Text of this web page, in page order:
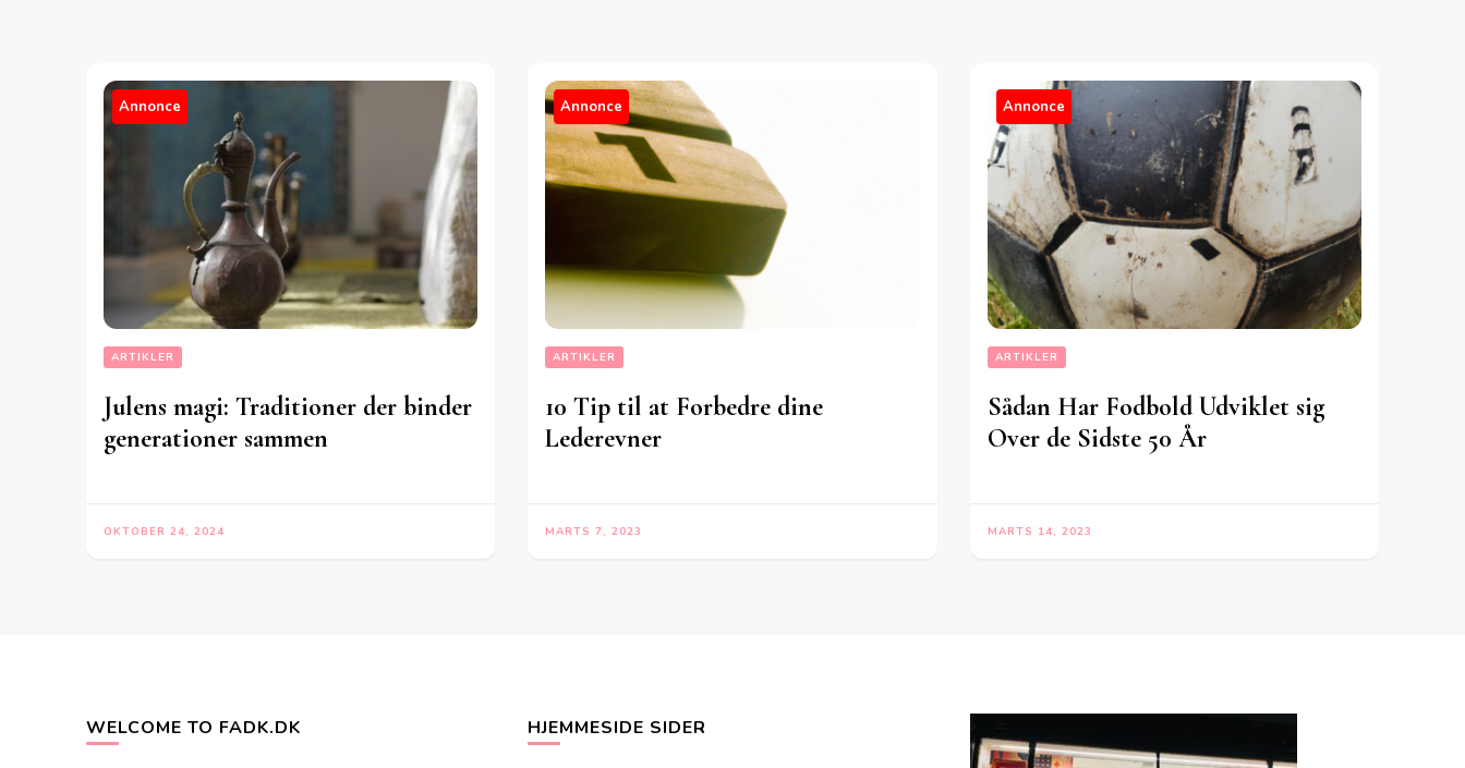
Annonce
ARTIKLER
Julens magi: Traditioner der binder
generationer sammen
OKTOBER 24, 2024
Annonce
ARTIKLER
10 Tip til at Forbedre dine
Lederevner
MARTS 7, 2023
Annonce
ARTIKLER
Sådan Har Fodbold Udviklet sig
Over de Sidste 50 År
MARTS 14, 2023
WELCOME TO FADK.DK HJEMMESIDE SIDER